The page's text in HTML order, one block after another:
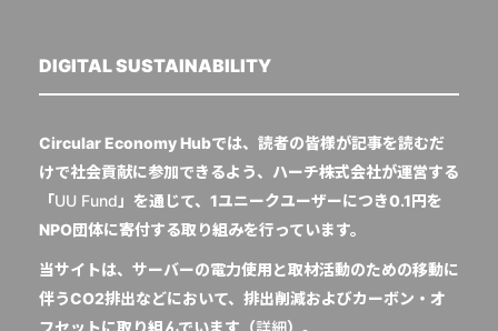
DIGITAL SUSTAINABILITY
Circular Economy Hubでは、読者の皆様が記事を読むだ
けで社会貢献に参加できるよう、ハーチ株式会社が運営する
「UU Fund 」を通じて、1ユニークユーザーにつき0.1円を
NPO団体に寄付する取り組みを行っています。
当サイトは、サーバーの電力使用と取材活動のための移動に
伴うCO2排出などにおいて、排出削減およびカーボン・オ